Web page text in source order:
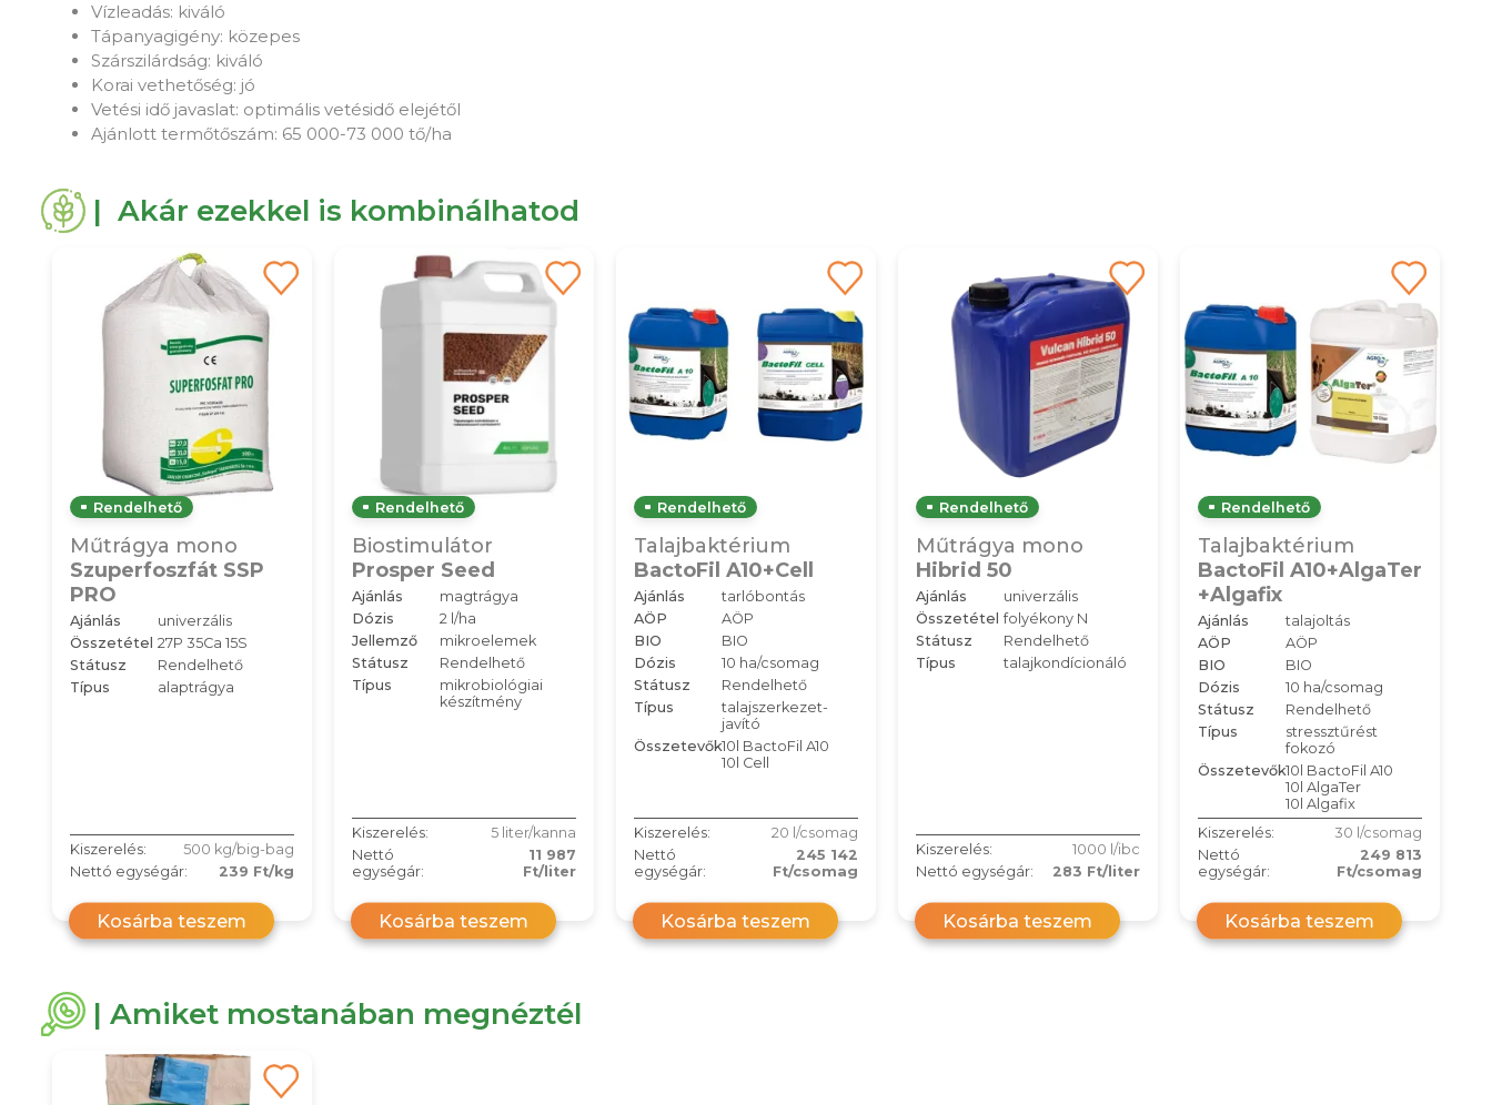
Vízleadás: kiváló
Tápanyagigény: közepes
Szárszilárdság: kiváló
Korai vethetőség: jó
Vetési idő javaslat: optimális vetésidő elejétől
Ajánlott termőtőszám: 65 000-73 000 tő/ha
| Akár ezekkel is kombinálhatod
Rendelhető
Műtrágya mono
Szuperfoszfát SSP
PRO
Ajánlás
univerzális
Összetétel 27P 35Ca 15S
Státusz
Rendelhető
Típus
alaptrágya
Kiszerelés:
500 kg/big-bag
Nettó egységár:
239 Ft/kg
Kosárba teszem
Rendelhető
Biostimulátor
Prosper Seed
Ajánlás
magtrágya
Dózis
2 l/ha
Jellemző
mikroelemek
Státusz
Rendelhető
Típus
mikrobiológiai
készítmény
Kiszerelés:
5 liter/kanna
Nettó
egységár:
11 987
Ft/liter
Kosárba teszem
Rendelhető
Talajbaktérium
BactoFil A10+Cell
Ajánlás
tarlóbontás
AÖP
AÖP
BIO
BIO
Dózis
10 ha/csomag
Státusz
Rendelhető
Típus
talajszerkezet-
javító
Összetevők10l BactoFil A10
10l Cell
Kiszerelés:
20 l/csomag
Nettó
egységár:
245 142
Ft/csomag
Kosárba teszem
Rendelhető
Műtrágya mono
Hibrid 50
Ajánlás
univerzális
Összetétel folyékony N
Státusz
Rendelhető
Típus
talajkondícionáló
Kiszerelés:
1000 l/ibc
Nettó egységár:
283 Ft/liter
Kosárba teszem
Rendelhető
Talajbaktérium
BactoFil A10+AlgaTer
+Algafix
Ajánlás
talajoltás
AÖP
AÖP
BIO
BIO
Dózis
10 ha/csomag
Státusz
Rendelhető
Típus
stressztűrést
fokozó
Összetevők10l BactoFil A10
10l AlgaTer
10l Algafix
Kiszerelés:
30 l/csomag
Nettó
egységár:
249 813
Ft/csomag
Kosárba teszem
| Amiket mostanában megnéztél